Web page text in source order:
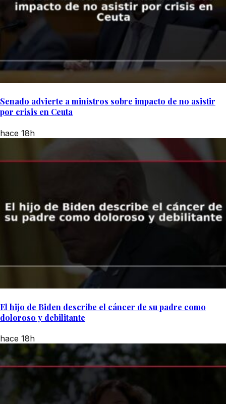
Senado advierte a ministros sobre impacto de no asistir
por crisis en Ceuta
hace 18h
El hijo de Biden describe el cáncer de su padre como
doloroso y debilitante
hace 18h